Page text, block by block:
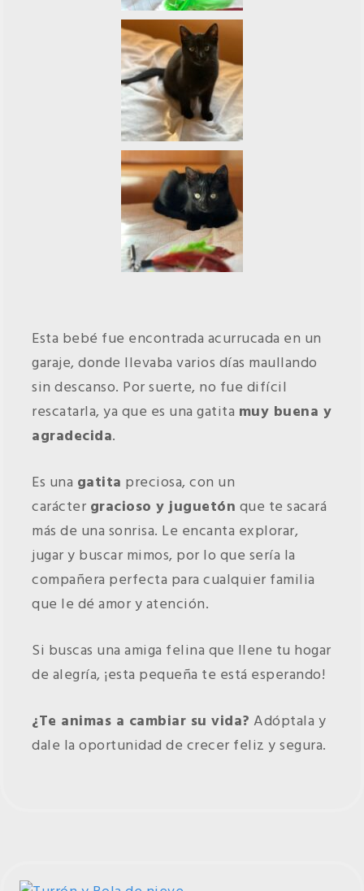
Esta bebé fue encontrada acurrucada en un
garaje, donde llevaba varios días maullando
sin descanso. Por suerte, no fue difícil
rescatarla, ya que es una gatita muy buena y
agradecida.
Es una gatita preciosa, con un
carácter gracioso y juguetón que te sacará
más de una sonrisa. Le encanta explorar,
jugar y buscar mimos, por lo que sería la
compañera perfecta para cualquier familia
que le dé amor y atención.
Si buscas una amiga felina que llene tu hogar
de alegría, ¡esta pequeña te está esperando!
¿Te animas a cambiar su vida? Adóptala y
dale la oportunidad de crecer feliz y segura.